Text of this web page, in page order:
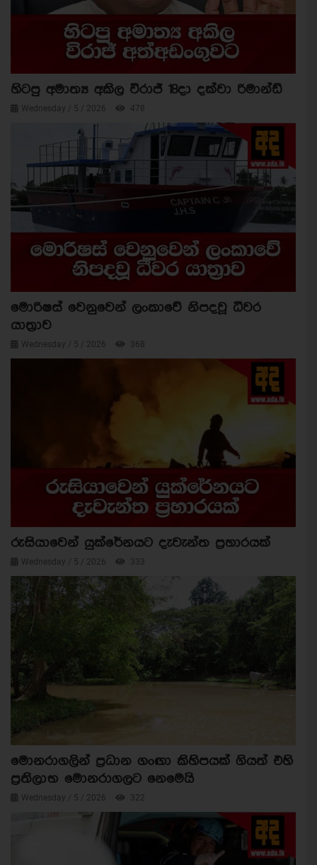
හිටපු අමාත්‍ය අකිල විරාජ් 18දා දක්වා රිමාන්ඩ්
Wednesday / 5 / 2026 478
මොරිෂස් වෙනුවෙන් ලංකාවේ නිපදවූ ධීවර
යාත්‍රාව
Wednesday / 5 / 2026 368
රුසියාවෙන් යුක්රේනයට දැවැන්ත ප්‍රහාරයක්
Wednesday / 5 / 2026 333
මොනරාගලින් ප්‍රධාන ගංඟා කිහිපයක් ගියත් එහි
ප්‍රතිලාභ මොනරාගලට නෙමෙයි
Wednesday / 5 / 2026 322